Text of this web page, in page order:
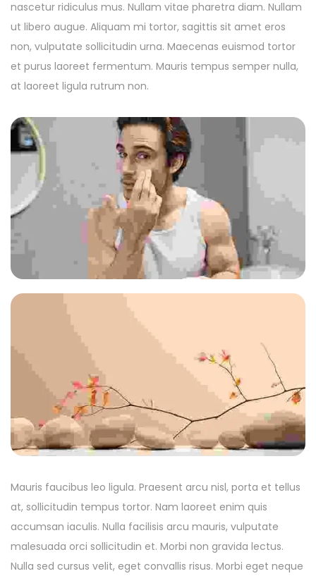
nascetur ridiculus mus. Nullam vitae pharetra diam. Nullam
ut libero augue. Aliquam mi tortor, sagittis sit amet eros
non, vulputate sollicitudin urna. Maecenas euismod tortor
et purus laoreet fermentum. Mauris tempus semper nulla,
at laoreet ligula rutrum non.
Mauris faucibus leo ligula. Praesent arcu nisl, porta et tellus
at, sollicitudin tempus tortor. Nam laoreet enim quis
accumsan iaculis. Nulla facilisis arcu mauris, vulputate
malesuada orci sollicitudin et. Morbi non gravida lectus.
Nulla sed cursus velit, eget convallis risus. Morbi eget neque